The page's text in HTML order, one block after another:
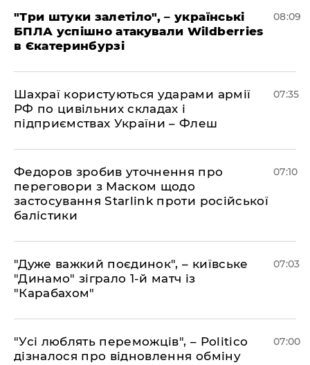
"Три штуки залетіло", – українські
БПЛА успішно атакували Wildberries
в Єкатеринбурзі
08:09
Шахраї користуються ударами армії
РФ по цивільних складах і
підприємствах України – Флеш
07:35
Федоров зробив уточнення про
переговори з Маском щодо
застосування Starlink проти російської
балістики
07:10
"Дуже важкий поєдинок", – київське
"Динамо" зіграло 1-й матч із
"Карабахом"
07:03
"Усі люблять переможців", – Politico
дізналося про відновлення обміну
07:00